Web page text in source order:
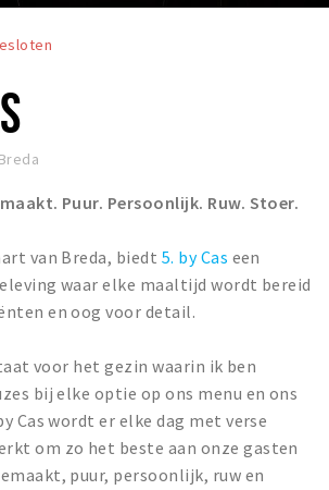
podia
Breda
Puur. Persoonlijk. Ruw. Stoer.
van Breda, biedt 5. by Cas een
waar elke maaltijd wordt bereid
en oog voor detail.
voor het gezin waarin ik ben
bij elke optie op ons menu en ons
Cas wordt er elke dag met verse
om zo het beste aan onze gasten
puur, persoonlijk, ruw en